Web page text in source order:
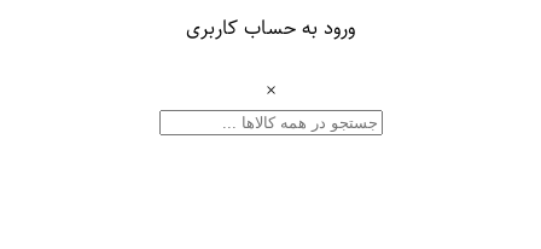
ورود به حساب کاربری
×